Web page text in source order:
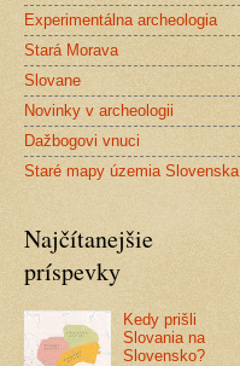
Experimentálna archeologia
Stará Morava
Slovane
Novinky v archeologii
Dažbogovi vnuci
Staré mapy územia Slovenska
Najčítanejšie
príspevky
Kedy prišli
Slovania na
Slovensko?